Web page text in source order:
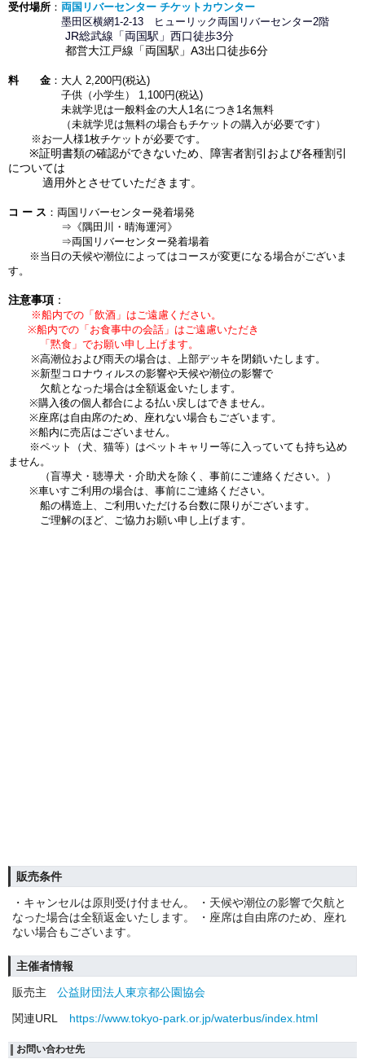
受付場所 ： 両国リバーセンター チケットカウンター
墨田区横網1-2-13 ヒューリック両国リバーセンター2階
JR総武線「両国駅」西口徒歩3分
都営大江戸線「両国駅」A3出口徒歩6分
料 金 ：大人 2,200円(税込)
子供（小学生） 1,100円(税込)
未就学児は一般料金の大人1名につき1名無料
（未就学児は無料の場合もチケットの購入が必要です）
※お一人様1枚チケットが必要です。
※証明書類の確認ができないため、障害者割引および各種割引
については
適用外とさせていただきます。
コ ー ス ：両国リバーセンター発着場発
⇒《隅田川・晴海運河》
⇒両国リバーセンター発着場着
※当日の天候や潮位によってはコースが変更になる場合がございま
す。
注意事項 ：
※船内での「飲酒」はご遠慮ください。
※船内での「お食事中の会話」はご遠慮いただき
「黙食」でお願い申し上げます。
※高潮位および雨天の場合は、上部デッキを閉鎖いたします。
※新型コロナウィルスの影響や天候や潮位の影響で
欠航となった場合は全額返金いたします。
※購入後の個人都合による払い戻しはできません。
※座席は自由席のため、座れない場合もございます。
※船内に売店はございません。
※ペット（犬、猫等）はペットキャリー等に入っていても持ち込め
ません。
（盲導犬・聴導犬・介助犬を除く、事前にご連絡ください。）
※車いすご利用の場合は、事前にご連絡ください。
船の構造上、ご利用いただける台数に限りがございます。
ご理解のほど、ご協力お願い申し上げます。
販売条件
・キャンセルは原則受け付ません。 ・天候や潮位の影響で欠航と
なった場合は全額返金いたします。 ・座席は自由席のため、座れ
ない場合もございます。
主催者情報
販売主
公益財団法人東京都公園協会
関連URL
https://www.tokyo-park.or.jp/waterbus/index.html
お問い合わせ先